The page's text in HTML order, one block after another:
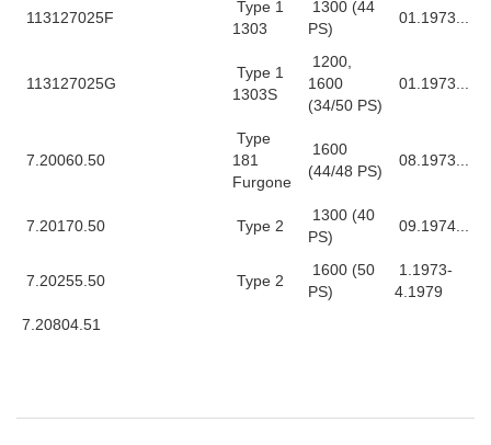
113127025F
Type 1
1303
1300 (44
PS)
01.1973...
113127025G
Type 1
1303S
1200,
1600
(34/50 PS)
01.1973...
7.20060.50
Type
181
Furgone
1600
(44/48 PS)
08.1973...
7.20170.50 Type 2
1300 (40
PS)
09.1974...
7.20255.50 Type 2
1600 (50
PS)
1.1973-
4.1979
7.20804.51